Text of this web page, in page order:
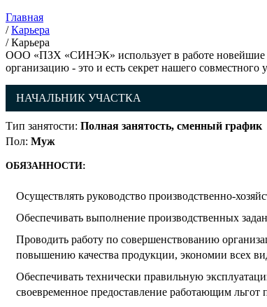
Главная
/ Карьера
/ Карьера
ООО «ПЗХ «СИНЭК» использует в работе новейшие
организацию - это и есть секрет нашего
НАЧАЛЬНИК УЧАСТКА
Тип занятости: Полная занятость, сменный график
Пол: Муж
ОБЯЗАННОСТИ:
Осуществлять руководство производственно-
Обеспечивать выполнение производственных
Проводить работу по совершенствованию
повышению качества продукции, экономии всех
Обеспечивать технически правильную
своевременное предоставление работающим льгот